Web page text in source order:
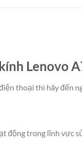
Lenovo
thoại thì hãy đến
động trong lĩnh vực